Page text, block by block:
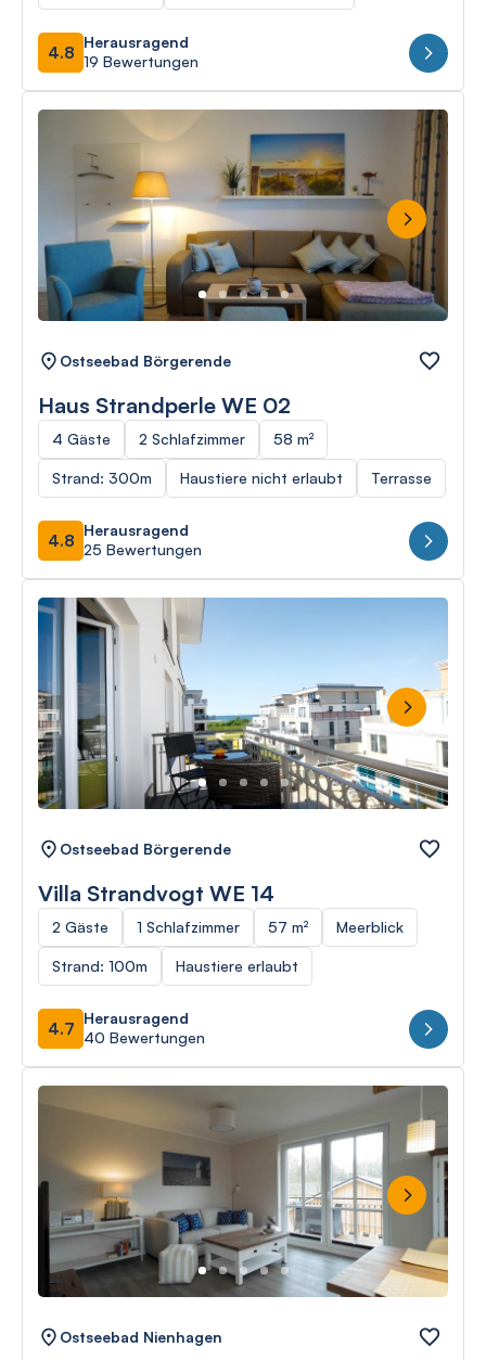
4.8
Herausragend
19 Bewertungen
Next
Ostseebad Börgerende
Haus Strandperle WE 02
4 Gäste 2 Schlafzimmer 58 m²
Strand: 300m Haustiere nicht erlaubt Terrasse
4.8
Herausragend
25 Bewertungen
Next
Ostseebad Börgerende
Villa Strandvogt WE 14
2 Gäste 1 Schlafzimmer 57 m² Meerblick
Strand: 100m Haustiere erlaubt
4.7
Herausragend
40 Bewertungen
Next
Ostseebad Nienhagen